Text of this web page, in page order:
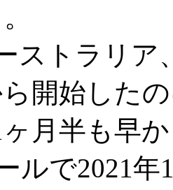
ストラリア
開始した
月半も早
ルで2021年